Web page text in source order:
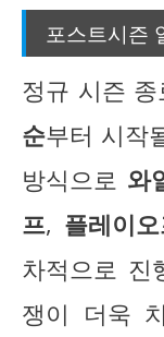
포스트시즌
정규 시즌
순부터 시작
방식으로 와
프, 플레이
차적으로 진
쟁이 더욱